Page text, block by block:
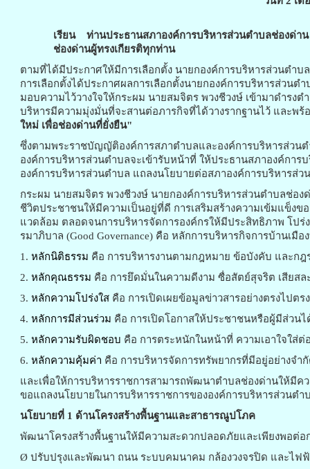
เรียน ท่านประธานสภาองค์การบริหารส่วนตำบลช่องด่า
ช่องด่านผู้ทรงเกียรติทุกท่าน
ตามที่ได้มีประกาศให้มีการเลือกตั้ง นายกองค์การบริหารส่วนตำ
การเลือกตั้งได้ประกาศผลการเลือกตั้งนายกองค์การบริหารส่วน
มอบความไว้วางใจให้กระผม นายสมจิตร พวงชีวงษ์ เข้ามาดำร
บริหารมีความมุ่งมั่นที่จะสานต่อภารกิจที่ได้วางรากฐานไว้ และพ
ใหม่ เพื่อช่องด่านที่ยั่งยืน"
ซึ่งตามพระราชบัญญัติองค์การสภาตำบลและองค์การบริหารส่วน
องค์การบริหารส่วนตำบลจะเข้ารับหน้าที่ ให้ประธานสภาองค์กา
องค์การบริหารส่วนตำบล แถลงนโยบายต่อสภาองค์การบริหารส่
กระผม นายสมจิตร พวงชีวงษ์ นายกองค์การบริหารส่วนตำบลช่อ
ชีวิตประชาชนให้มีความเป็นอยู่ที่ดี การเสริมสร้างความเข้มแข็ง
แวดล้อม ตลอดจนการบริหารจัดการองค์กรให้มีประสิทธิภาพ โป
รมาภิบาล (Good Governance) คือ หลักการบริหารกิจการบ้านเมื
1. หลักนิติธรรม คือ การบริหารงานตามกฎหมาย ข้อบังคับ และก
2. หลักคุณธรรม คือ การยึดมั่นในความดีงาม ซื่อสัตย์สุจริต เสียส
3. หลักความโปร่งใส คือ การเปิดเผยข้อมูลข่าวสารอย่างตรงไปต
4. หลักการมีส่วนร่วม คือ การเปิดโอกาสให้ประชาชนหรือผู้มีส่วน
5. หลักความรับผิดชอบ คือ การตระหนักในหน้าที่ ความเอาใจใ
6. หลักความคุ้มค่า คือ การบริหารจัดการทรัพยากรที่มีอยู่อย่างจ
และเพื่อให้การบริหารราชการสามารถพัฒนาตำบลช่องด่านให้มี
ขอแถลงนโยบายในการบริหารราชการขององค์การบริหารส่วนตำ
นโยบายที่ 1 ด้านโครงสร้างพื้นฐานและสาธารณูปโภค
พัฒนาโครงสร้างพื้นฐานให้มีความสะดวกปลอดภัยและเพียงพอต่อ
Ø ปรับปรุงและพัฒนา ถนน ระบบคมนาคม กล้องวงจรปิด และไฟ